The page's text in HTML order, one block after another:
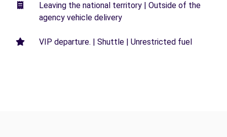
Leaving the national territory | Outside of the
agency vehicle delivery
VIP departure. | Shuttle | Unrestricted fuel